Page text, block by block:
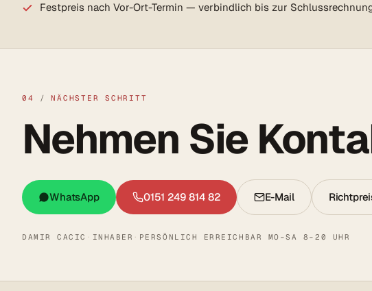
Festpreis nach Vor-Ort-Termin — verbindlich bis zur
04 / NÄCHSTER SCHRITT
Nehmen Sie
WhatsApp 0151 249 814 82 E-Mail
DAMIR CACIC · INHABER · PERSÖNLICH ERREICHBAR MO–SA 8–20 UHR